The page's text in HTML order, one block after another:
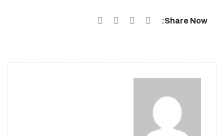
Share Now: